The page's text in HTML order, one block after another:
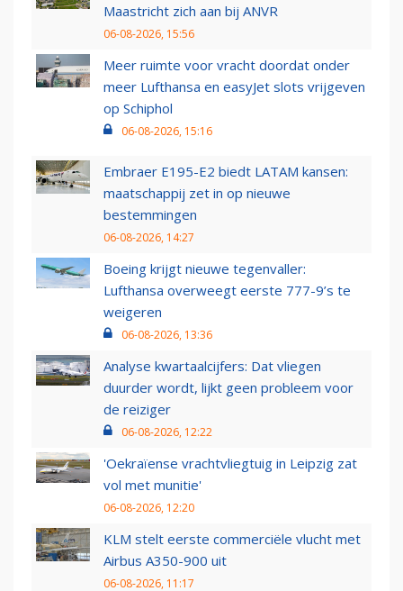
Maastricht zich aan bij ANVR
06-08-2026, 15:56
Meer ruimte voor vracht doordat onder
meer Lufthansa en easyJet slots vrijgeven
op Schiphol
06-08-2026, 15:16
Embraer E195-E2 biedt LATAM kansen:
maatschappij zet in op nieuwe
bestemmingen
06-08-2026, 14:27
Boeing krijgt nieuwe tegenvaller:
Lufthansa overweegt eerste 777-9’s te
weigeren
06-08-2026, 13:36
Analyse kwartaalcijfers: Dat vliegen
duurder wordt, lijkt geen probleem voor
de reiziger
06-08-2026, 12:22
'Oekraïense vrachtvliegtuig in Leipzig zat
vol met munitie'
06-08-2026, 12:20
KLM stelt eerste commerciële vlucht met
Airbus A350-900 uit
06-08-2026, 11:17